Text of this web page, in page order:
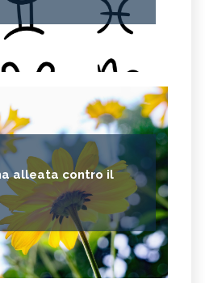
alleata contro il